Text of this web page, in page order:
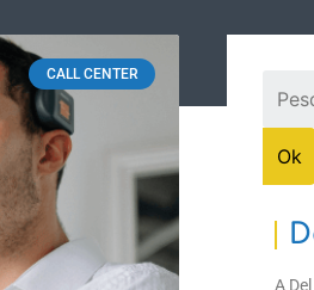
CALL CENTER
A